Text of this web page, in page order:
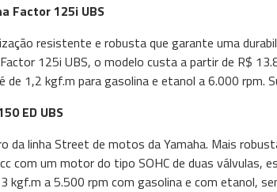
Factor 125i UBS
resistente e robusta que garante uma
125i UBS, o modelo custa a partir de R$
1,2 kgf.m para gasolina e etanol a 6.000 rpm.
ED UBS
da linha Street de motos da Yamaha. Mais
com um motor do tipo SOHC de duas
kgf.m a 5.500 rpm com gasolina e com etanol,